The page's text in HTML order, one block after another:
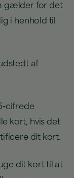
gælder for det
i henhold til
af
cifrede
kort, hvis det
dit kort.
dit kort til at